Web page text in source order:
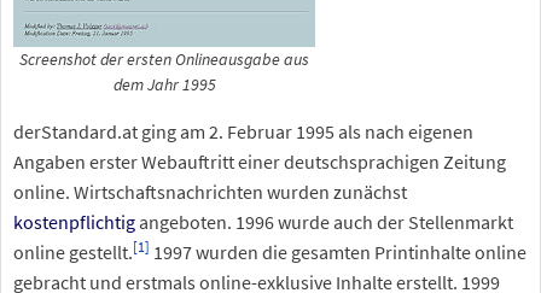
Screenshot der ersten Onlineausgabe aus
dem Jahr 1995
derStandard.at ging am 2. Februar 1995 als nach eigenen
Angaben erster Webauftritt einer deutschsprachigen Zeitung
online. Wirtschaftsnachrichten wurden zunächst
kostenpflichtig angeboten. 1996 wurde auch der Stellenmarkt
online gestellt.[1] 1997 wurden die gesamten Printinhalte online
gebracht und erstmals online-exklusive Inhalte erstellt. 1999